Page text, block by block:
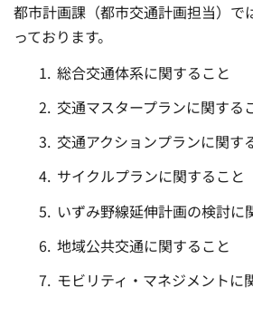
都市計画課（都市交通計画担当）で
っております。
総合交通体系に関すること
交通マスタープランに関する
交通アクションプランに関す
サイクルプランに関すること
いずみ野線延伸計画の検討に
地域公共交通に関すること
モビリティ・マネジメントに